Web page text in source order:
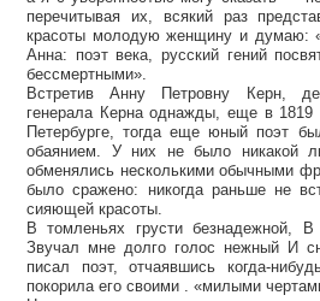
перечитывая их, всякий раз
красоты молодую женщину и думаю:
Анна: поэт века, русский гений
бессмертными».
Встретив Анну Петровну Керн,
генерала Керна однажды, еще в 1819
Петербурге, тогда еще юный поэт
обаянием. У них не было никакой
обменялись несколькими обычными
было сражено: никогда раньше не
сияющей красоты.
В томленьях грусти безнадежной,
Звучал мне долго голос нежный И
писал поэт, отчаявшись когда-
покорила его своими . «милыми